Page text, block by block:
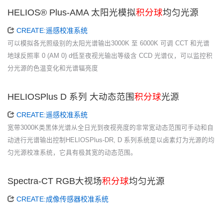
HELIOS® Plus-AMA 太阳光模拟积分球均匀光源
CREATE:遥感校准系统
可以模拟各光照级别的太阳光谱输出3000K 至 6000K 可调 CCT 和光谱
地球反照率 0 (AM 0) d低至夜视光输出等级含 CCD 光谱仪，可以监控积
分光源的色温变化和光谱辐亮度
HELIOSPlus D 系列 大动态范围积分球光源
CREATE:遥感校准系统
宽带3000K类黑体光谱从全日光到夜视亮度的非常宽动态范围可手动和自
动进行光谱输出控制HELIOSPlus-DR, D 系列系统是以卤素灯为光源的均
匀光源校准系统，它具有极其宽的动态范围。
Spectra-CT RGB大视场积分球均匀光源
CREATE:成像传感器校准系统